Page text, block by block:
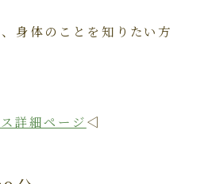
身体のことを知りたい方
詳細ページ◁